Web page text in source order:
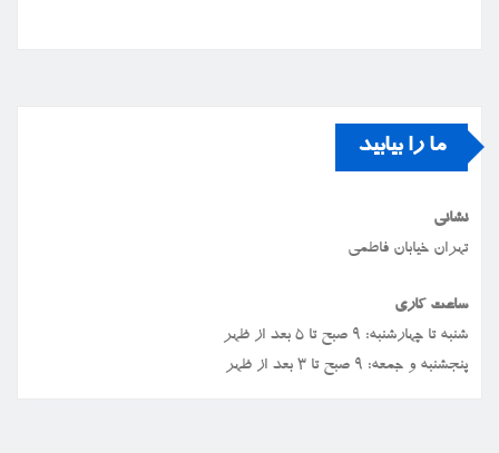
ما را بیابید
نشانی
تهران خیابان فاطمی
ساعت کاری
شنبه تا چهارشنبه: ۹ صبح تا ۵ بعد از ظهر
پنجشنبه و جمعه: ۹ صبح تا ۳ بعد از ظهر